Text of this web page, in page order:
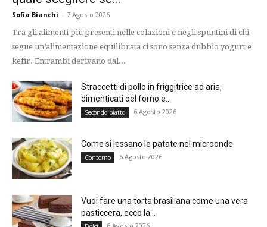
Sofia Bianchi - 7 Agosto 2026
Tra gli alimenti più presenti nelle colazioni e negli spuntini di chi
segue un’alimentazione equilibrata ci sono senza dubbio yogurt e
kefir. Entrambi derivano dal...
Straccetti di pollo in friggitrice ad aria,
dimenticati del forno e...
Secondo piatto 6 Agosto 2026
Come si lessano le patate nel microonde
Contorno 6 Agosto 2026
Vuoi fare una torta brasiliana come una vera
pasticcera, ecco la...